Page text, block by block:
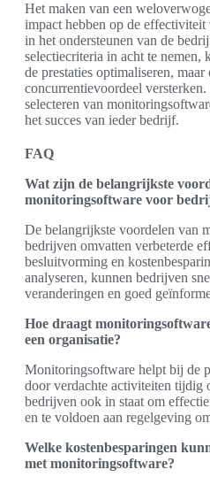
Het maken van een
impact hebben op de
in het ondersteunen van de
selectiecriteria in acht te nemen,
de prestaties optimaliseren, maar
concurrentievoordeel
selecteren van
het succes van ieder bedrijf.
FAQ
Wat zijn de belangrijkste
monitoringsoftware voor
De belangrijkste voordelen van
bedrijven omvatten verbeterde
besluitvorming en
analyseren, kunnen bedrijven
veranderingen en goed
Hoe draagt
een organisatie?
Monitoringsoftware helpt bij de
door verdachte activiteiten tijdig
bedrijven ook in staat om
en te voldoen aan regelgeving
Welke kostenbesparingen
met monitoringsoftware?